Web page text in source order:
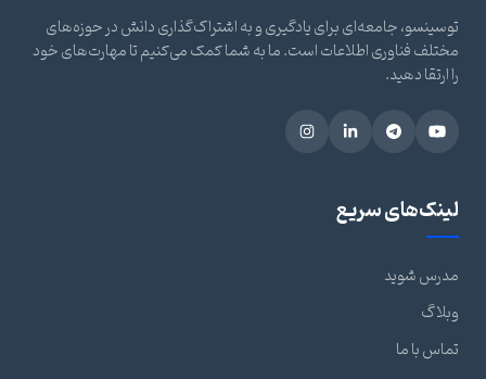
توسینسو، جامعه‌ای برای یادگیری و به اشتراک‌گذاری دانش در حوزه‌های
مختلف فناوری اطلاعات است. ما به شما کمک می‌کنیم تا مهارت‌های خود
را ارتقا دهید.
لینک‌های سریع
مدرس شوید
وبلاگ
تماس با ما